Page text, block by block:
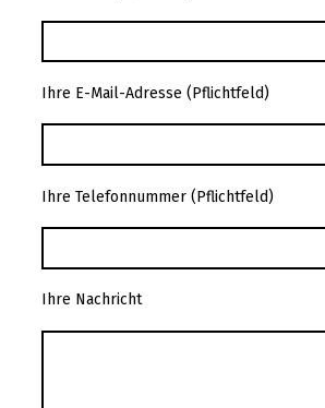
Ihre E-Mail-Adresse (Pflichtfeld)
Ihre Telefonnummer (Pflichtfeld)
Ihre Nachricht